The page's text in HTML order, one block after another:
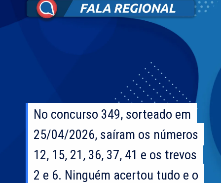
No concurso 349, sorteado em
25/04/2026, saíram os números
12, 15, 21, 36, 37, 41 e os trevos
2 e 6. Ninguém acertou tudo e o
No concurso 349, sorteado em
25/04/2026, saíram os números
12, 15, 21, 36, 37, 41 e os trevos
2 e 6. Ninguém acertou tudo e o